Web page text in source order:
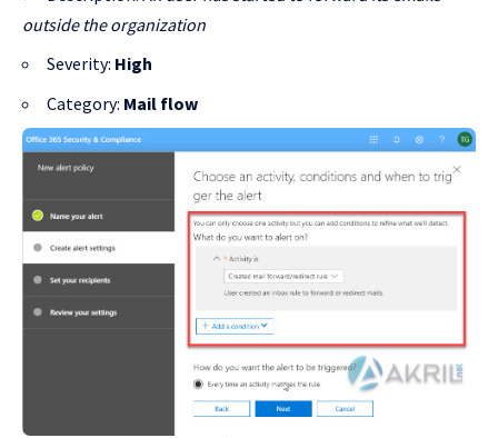
outside the organization
Severity: High
Category: Mail flow